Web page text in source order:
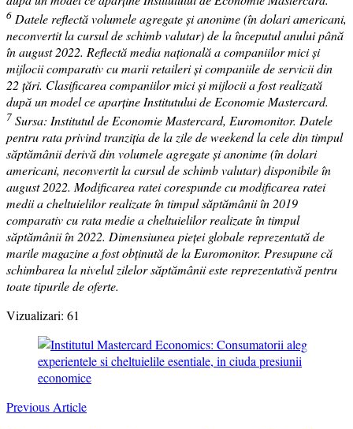
6 Datele reflectă volumele agregate și anonime (în dolari americani,
neconvertit la cursul de schimb valutar) de la începutul anului până
în august 2022. Reflectă media națională a companiilor mici și
mijlocii comparativ cu marii retaileri și companiile de servicii din
22 țări. Clasificarea companiilor mici și mijlocii a fost realizată
după un model ce aparține Institutului de Economie Mastercard.
7 Sursa: Institutul de Economie Mastercard, Euromonitor. Datele
pentru rata privind tranziția de la zile de weekend la cele din timpul
săptămânii derivă din volumele agregate și anonime (în dolari
americani, neconvertit la cursul de schimb valutar) disponibile în
august 2022. Modificarea ratei corespunde cu modificarea ratei
medii a cheltuielilor realizate în timpul săptămânii în 2019
comparativ cu rata medie a cheltuielilor realizate în timpul
săptămânii în 2022. Dimensiunea pieței globale reprezentată de
marile magazine a fost obținută de la Euromonitor. Presupune că
schimbarea la nivelul zilelor săptămânii este reprezentativă pentru
toate tipurile de oferte.
Vizualizari: 61
Post
Navigation
Previous Article